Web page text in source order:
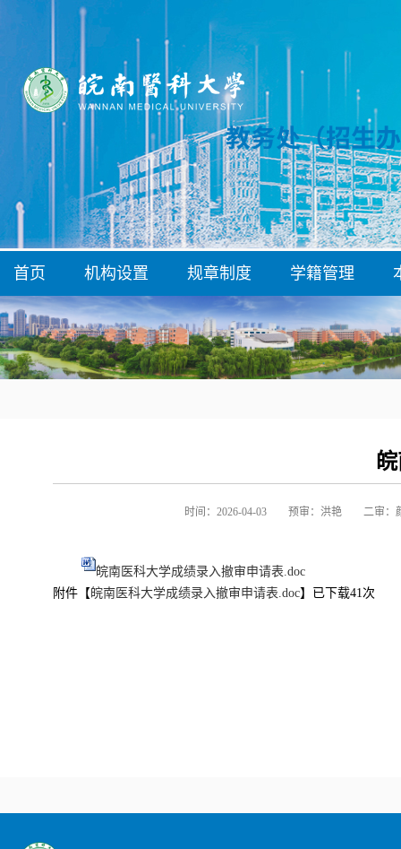
首页 机构设置 规章制度 学籍管理
时间：2026-04-03 预审：洪艳 二审：
皖南医科大学成绩录入撤审申请表.doc
附件【 皖南医科大学成绩录入撤审申请表.doc】已下载41次